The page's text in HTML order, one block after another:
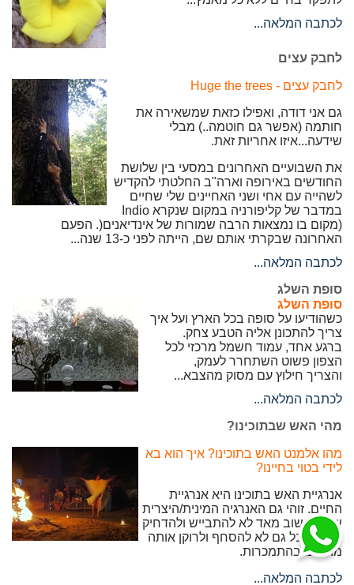
לכתבה המלאה...
לחבק עצים
לחבק עצים - Huge the trees
גם אני דודה, ואפילו כזאת שמשאירה את
חותמה (אפשר גם חוטמה..) מבלי
שידעה...איזו אחריות זאת.
את השבועיים האחרונים במסעי בין שלושת
החודשים באירופה וארה"ב החלטתי להקדיש
לשהייה עם אחי ושני האחיינים שלי שחיים
במדבר של קליפורניה במקום שנקרא Indio
(מקום בו נמצאות הרבה שמורות של אינדיאנים). הפעם
האחרונה שבקרתי אותם שם, הייתה לפני כ-13 שנה...
לכתבה המלאה...
סופת השלג
סופת השלג
כשהודיעו על סופה בכל הארץ ועל איך
צריך להתכונן אליה הטבע צחק.
ברגע אחד, עמוד חשמל מרכזי לכל
הצפון פשוט השתחרר לעמק,
והצריך חילוץ עם מסוק מהצבא...
לכתבה המלאה...
מהי האש שבתוכינו?
מהו אלמנט האש בתוכינו? איך הוא בא
לידי בטוי בחיינו?
אנרגיית האש בתוכינו היא אנרגיית
החיים. זוהי גם האנרגיה המינית/היצרית
שלנו. חשוב מאד לא להתבייש ולהדחיק
אותה אבל גם לא להסחף ולרוקן אותה
מתוכינו בהתמכרות.
לכתבה המלאה...